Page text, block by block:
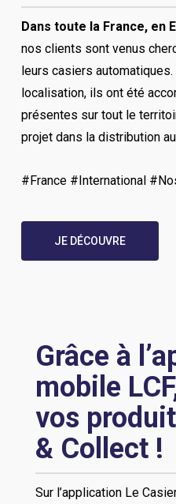
Dans toute la France, en
nos clients sont venus
leurs casiers
localisation, ils ont été
présentes sur tout le
projet dans la distribution
#France #International
JE DÉCOUVRE
Grâce à
mobile
vos
& Collect !
Sur l’application Le